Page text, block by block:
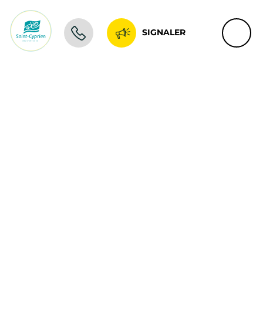
SIGNALER